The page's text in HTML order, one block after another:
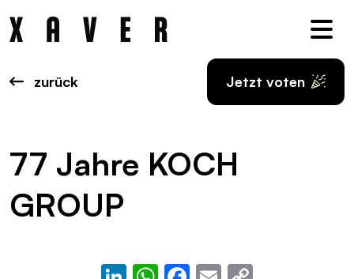
zurück Jetzt voten
77 Jahre KOCH
GROUP